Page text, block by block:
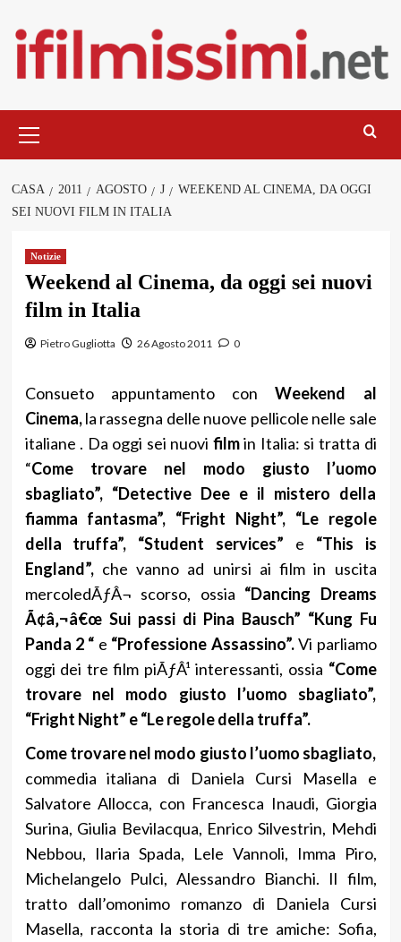
contenuto
principale
CASA 2011 AGOSTO J
WEEKEND AL CINEMA, DA OGGI
SEI NUOVI FILM IN ITALIA
Notizie
Weekend al Cinema, da oggi sei nuovi
film in Italia
Pietro Gugliotta 26 Agosto 2011 0
Consueto appuntamento conWeekend al
Cinema,la rassegna delle nuove pellicole nelle sale
italiane . Da oggi sei nuovi filmin Italia: si tratta di
“Come trovare nel modo giusto l’uomo
sbagliato”, “Detective Dee e il mistero della
fiamma fantasma”, “Fright Night”, “Le regole
della truffa”, “Student services” e “This is
England”,che vanno ad unirsi ai film in uscita
mercoledÃƒÂ¬ scorso, ossia “Dancing Dreams
Ã¢â‚¬â€œ Sui passi di Pina Bausch” “Kung Fu
Panda 2 “ e “Professione Assassino”.Vi parliamo
oggi dei tre film piÃƒÂ¹ interessanti, ossia “Come
trovare nel modo giusto l’uomo sbagliato”,
“Fright Night” e “Le regole della truffa”.
Come trovare nel modo giusto l’uomo sbagliato,
commedia italiana di Daniela Cursi Masella e
Salvatore Allocca, con Francesca Inaudi, Giorgia
Surina, Giulia Bevilacqua, Enrico Silvestrin, Mehdi
Nebbou, Ilaria Spada, Lele Vannoli, Imma Piro,
Michelangelo Pulci, Alessandro Bianchi. Il film,
tratto dall’omonimo romanzo di Daniela Cursi
Masella, racconta la storia di tre amiche: Sofia,